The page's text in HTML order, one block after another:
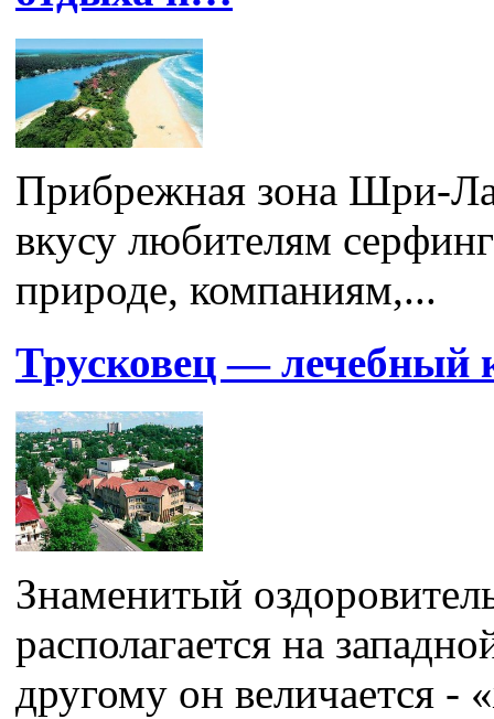
Прибрежная зона Шри-
вкусу любителям
природе, компаниям,...
Трусковец — лечебный
Знаменитый
располагается на
другому он величается